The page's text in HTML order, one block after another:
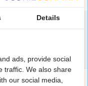
Details
ads, provide social
traffic. We also share
our social media,